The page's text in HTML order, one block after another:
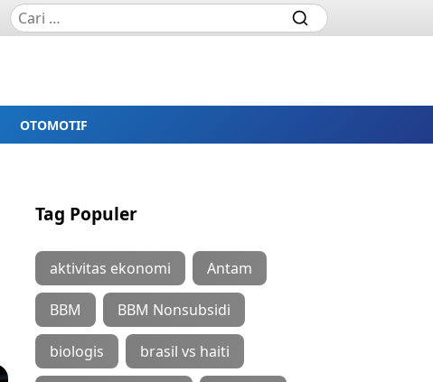
OTOMOTIF
Tag Populer
aktivitas ekonomi Antam
BBM BBM Nonsubsidi
biologis brasil vs haiti